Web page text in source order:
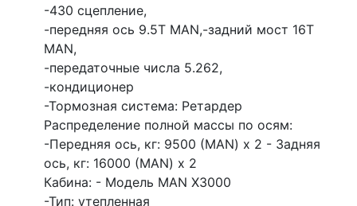
-430 сцепление,
-передняя ось 9.5T MAN,-задний мост 16T
MAN,
-передаточные числа 5.262,
-кондиционер
-Тормозная система: Ретардер
Распределение полной массы по осям:
-Передняя ось, кг: 9500 (MAN) x 2 - Задняя
ось, кг: 16000 (MAN) х 2
Кабина: - Модель MAN Х3000
-Тип: утепленная